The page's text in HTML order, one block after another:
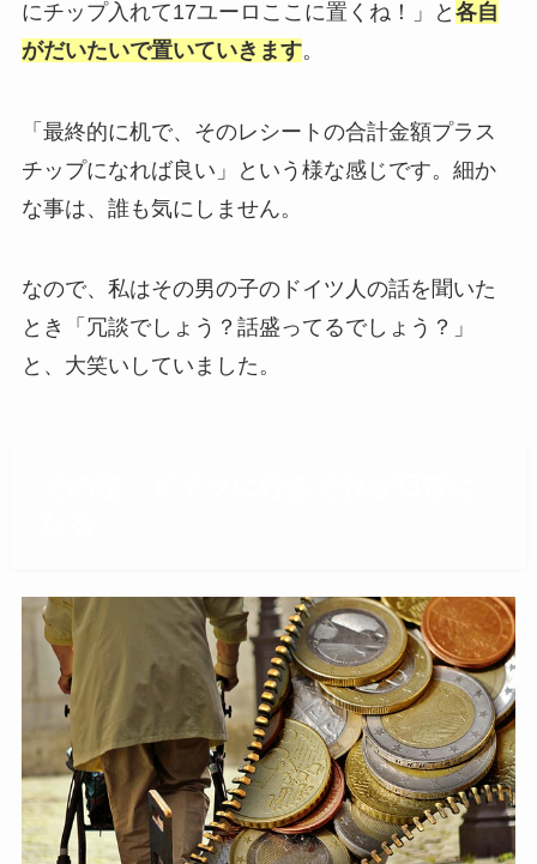
にチップ入れて17ユーロここに置くね！」と 各自
がだいたいで置いていきます。
「最終的に机で、そのレシートの合計金額プラス
チップになれば良い」という様な感じです。細か
な事は、誰も気にしません。
なので、私はその男の子のドイツ人の話を聞いた
とき「冗談でしょう？話盛ってるでしょう？」
と、大笑いしていました。